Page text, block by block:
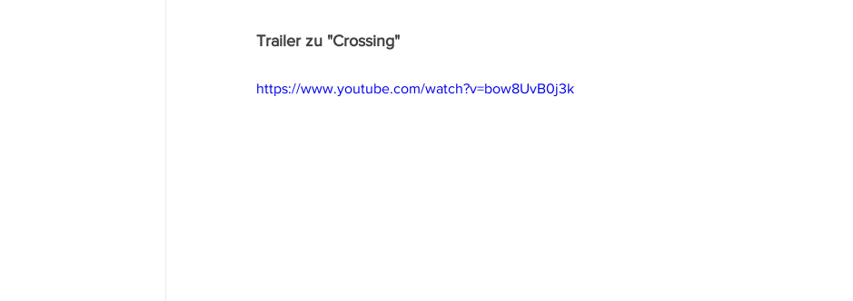
Trailer zu "Crossing"
https://www.youtube.com/watch?v=bow8UvB0j3k